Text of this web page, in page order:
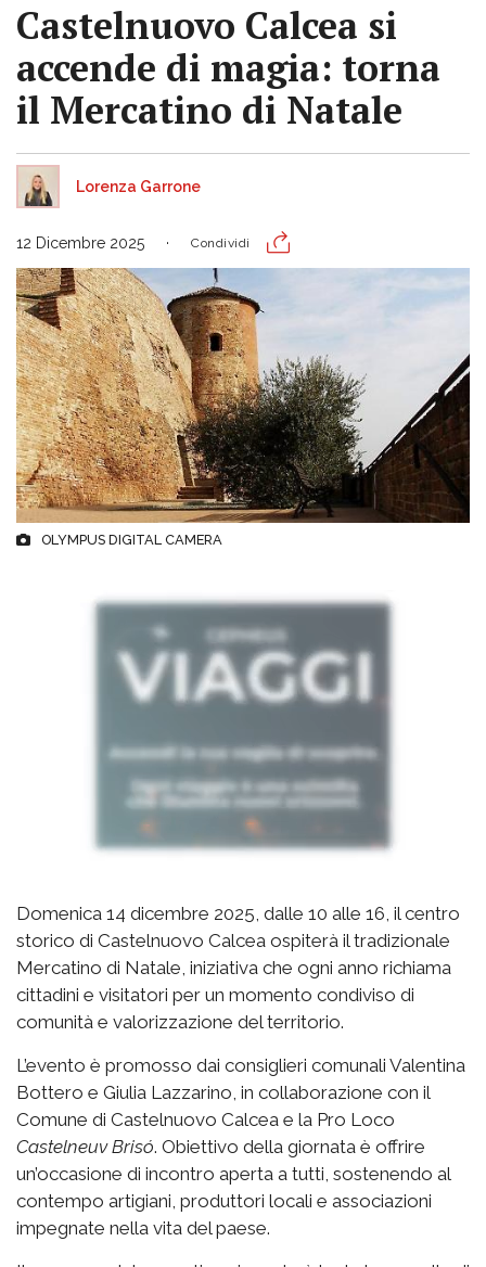
Castelnuovo Calcea si
accende di magia: torna
il Mercatino di Natale
Lorenza Garrone
12 Dicembre 2025 Condividi
OLYMPUS DIGITAL CAMERA
Domenica 14 dicembre 2025, dalle 10 alle 16, il centro
storico di Castelnuovo Calcea ospiterà il tradizionale
Mercatino di Natale, iniziativa che ogni anno richiama
cittadini e visitatori per un momento condiviso di
comunità e valorizzazione del territorio.
L’evento è promosso dai consiglieri comunali Valentina
Bottero e Giulia Lazzarino, in collaborazione con il
Comune di Castelnuovo Calcea e la Pro Loco
Castelneuv Brisó. Obiettivo della giornata è offrire
un’occasione di incontro aperta a tutti, sostenendo al
contempo artigiani, produttori locali e associazioni
impegnate nella vita del paese.